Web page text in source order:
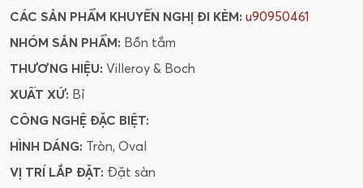
CÁC SẢN PHẨM KHUYẾN NGHỊ ĐI KÈM: u90950461
NHÓM SẢN PHẨM: Bồn tắm
THƯƠNG HIỆU: Villeroy & Boch
XUẤT XỨ: Bỉ
CÔNG NGHỆ ĐẶC BIỆT:
HÌNH DÁNG: Tròn, Oval
VỊ TRÍ LẮP ĐẶT: Đặt sàn